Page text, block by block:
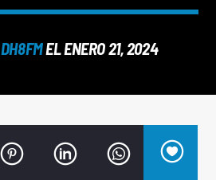
DH8FMEL ENERO 21, 2024